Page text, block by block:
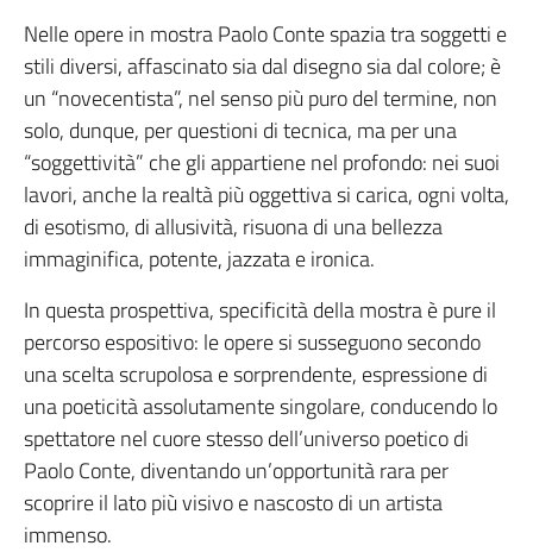
Nelle opere in mostra Paolo Conte spazia tra soggetti e
stili diversi, affascinato sia dal disegno sia dal colore; è
un “novecentista”, nel senso più puro del termine, non
solo, dunque, per questioni di tecnica, ma per una
“soggettività” che gli appartiene nel profondo: nei suoi
lavori, anche la realtà più oggettiva si carica, ogni volta,
di esotismo, di allusività, risuona di una bellezza
immaginifica, potente, jazzata e ironica.
In questa prospettiva, specificità della mostra è pure il
percorso espositivo: le opere si susseguono secondo
una scelta scrupolosa e sorprendente, espressione di
una poeticità assolutamente singolare, conducendo lo
spettatore nel cuore stesso dell’universo poetico di
Paolo Conte, diventando un’opportunità rara per
scoprire il lato più visivo e nascosto di un artista
immenso.